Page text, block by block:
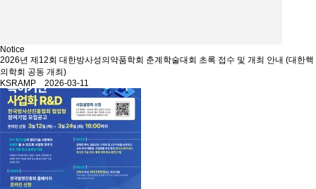
Notice
2026년 제12회 대한방사성의약품학회 춘계학술대회 초록 접수 및 개최 안내 (대한핵
의학회 공동 개최)
KSRAMP 2026-03-11